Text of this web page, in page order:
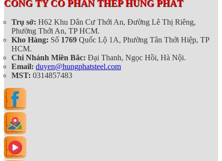
CÔNG TY CỔ PHẦN THÉP HÙNG PHÁT
Trụ sở: H62 Khu Dân Cư Thới An, Đường Lê Thị Riêng,
Phường Thới An, TP HCM.
Kho Hàng: Số 1769 Quốc Lộ 1A, Phường Tân Thới Hiệp, TP
HCM.
Chi Nhánh Miền Bắc: Đại Thanh, Ngọc Hồi, Hà Nội.
Email: duyen@hungphatsteel.com
MST: 0314857483